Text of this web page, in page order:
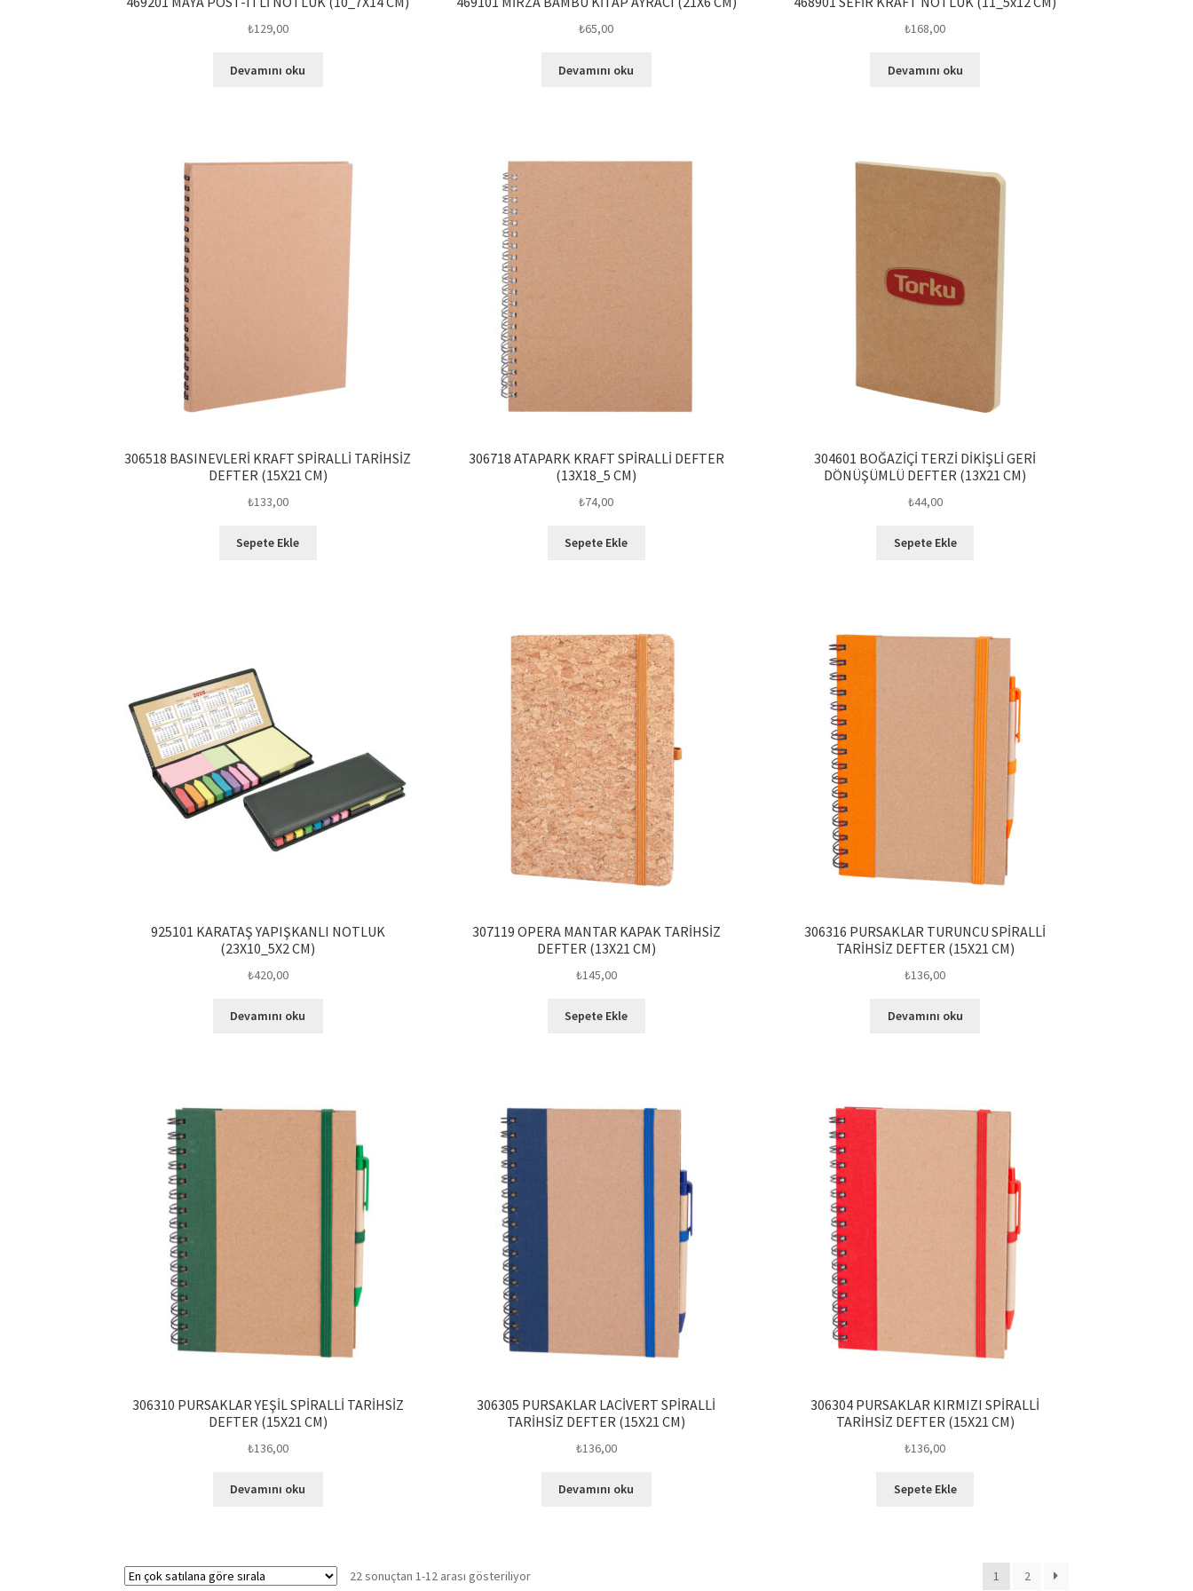
₺129,00
Devamını oku
₺65,00
Devamını oku
₺168,00
Devamını oku
306518 BASINEVLERİ KRAFT SPİRALLİ TARİHSİZ
DEFTER (15X21 CM)
₺133,00
Sepete Ekle
306718 ATAPARK KRAFT SPİRALLİ DEFTER
(13X18_5 CM)
₺74,00
Sepete Ekle
304601 BOĞAZİÇİ TERZİ DİKİŞLİ GERİ
DÖNÜŞÜMLÜ DEFTER (13X21 CM)
₺44,00
Sepete Ekle
925101 KARATAŞ YAPIŞKANLI NOTLUK
(23X10_5X2 CM)
₺420,00
Devamını oku
307119 OPERA MANTAR KAPAK TARİHSİZ
DEFTER (13X21 CM)
₺145,00
Sepete Ekle
306316 PURSAKLAR TURUNCU SPİRALLİ
TARİHSİZ DEFTER (15X21 CM)
₺136,00
Devamını oku
306310 PURSAKLAR YEŞİL SPİRALLİ TARİHSİZ
DEFTER (15X21 CM)
₺136,00
Devamını oku
306305 PURSAKLAR LACİVERT SPİRALLİ
TARİHSİZ DEFTER (15X21 CM)
₺136,00
Devamını oku
306304 PURSAKLAR KIRMIZI SPİRALLİ
TARİHSİZ DEFTER (15X21 CM)
₺136,00
Sepete Ekle
22 sonuçtan 1-12 arası gösteriliyorPopülerliğe
1 2